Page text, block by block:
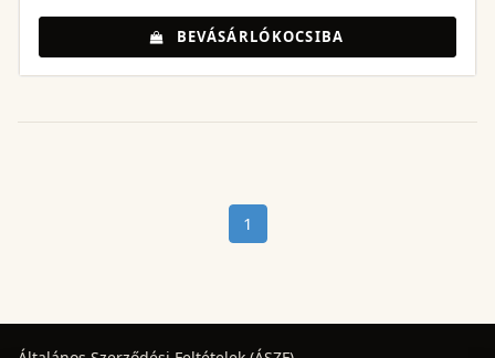
BEVÁSÁRLÓKOCSIBA
1